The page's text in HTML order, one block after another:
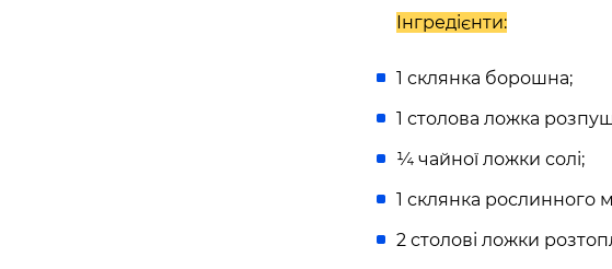
APOLLO NEXT 039 (WINETIME)
Південний бульвар, 25, Івано-Франківськ, Івано-
APOLLO NEXT 035 (ТРЦ «ГЕРМЕС»)
Інгредієнти:
1 склянка борошна;
1 столова ложка
¼ чайної ложки солі;
1 склянка рослинного
2 столові ложки